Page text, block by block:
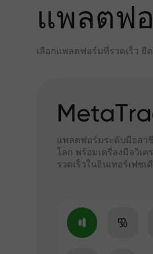
แพลตฟ
เลือกแพลตฟอร์มที่รวดเร็ว ยื
แพลตฟอร์มระดับมืออา
โลก พร้อมเครื่องมือวิเ
รวดเร็วในอินเทอร์เฟซเ